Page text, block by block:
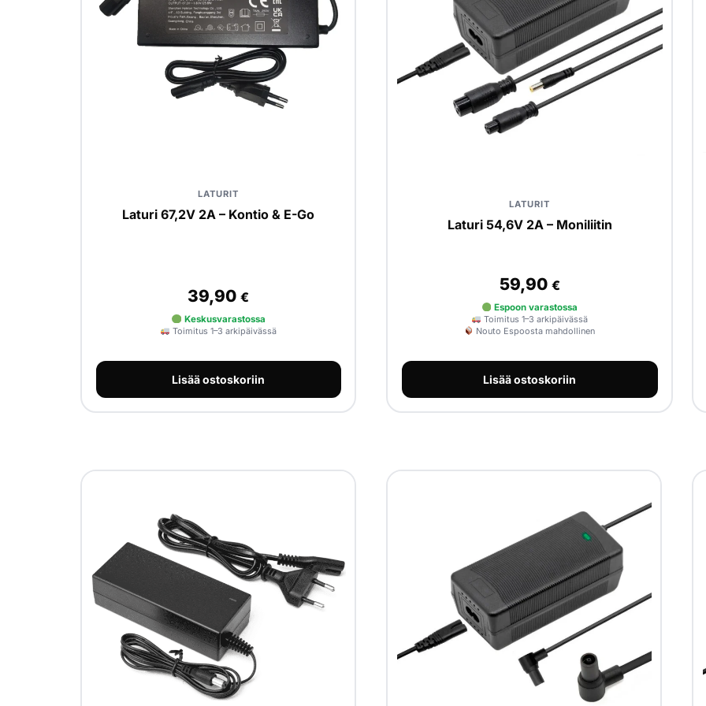
LATURIT
Laturi 67,2V 2A – Kontio & E-Go
39,90€
Keskusvarastossa
Toimitus 1–3 arkipäivässä
Lisää ostoskoriin
LATURIT
Laturi 54,6V 2A – Moniliitin
59,90 €
Espoon varastossa
Toimitus 1–3 arkipäivässä
Nouto Espoosta mahdollinen
Lisää ostoskoriin